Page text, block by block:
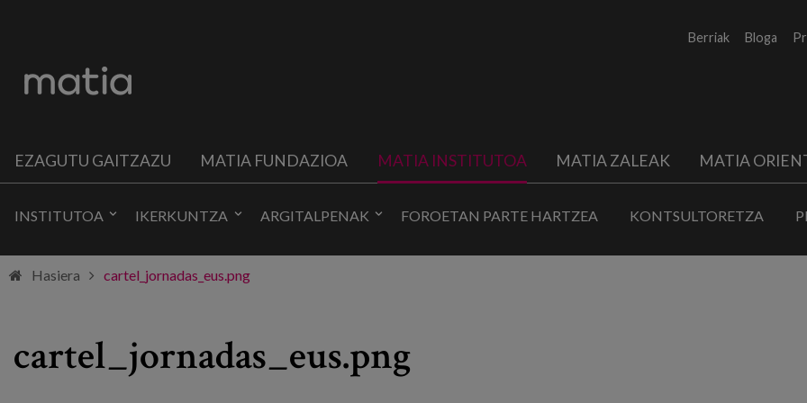
Berriak Bloga
EZAGUTU GAITZAZU MATIA FUNDAZIOA MATIA INSTITUTOA MATIA ZALEAK MATIA
INSTITUTOA IKERKUNTZA ARGITALPENAK FOROETAN PARTE HARTZEA KONTSULTORETZA
Hasiera cartel_jornadas_eus.png
cartel_jornadas_eus.png